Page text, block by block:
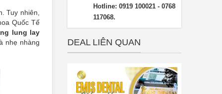
tiền mặt, không trả lại tiền thừa.
voucher điện tử.
Tuy nhiên,
Quốc Tế
lung lay
nhẹ nhàng
Hotline: 0919 100021 - 0768
117068.
DEAL LIÊN QUAN